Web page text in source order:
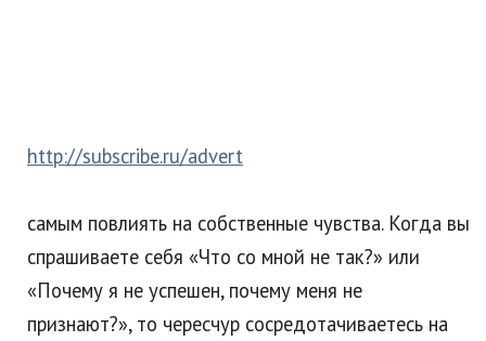
http://subscribe.ru/advert
самым повлиять на собственные чувства. Когда вы
спрашиваете себя «Что со мной не так?» или
«Почему я не успешен, почему меня не
признают?», то чересчур сосредотачиваетесь на